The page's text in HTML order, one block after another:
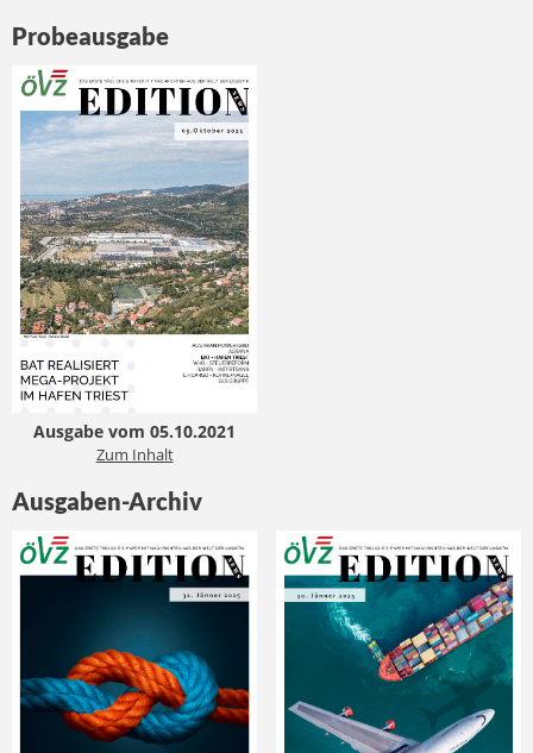
Probeausgabe
Ausgabe vom 05.10.2021
Zum Inhalt
Ausgaben-Archiv